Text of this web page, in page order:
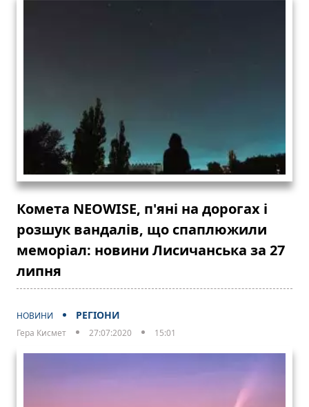
Комета NEOWISE, п'яні на дорогах і
розшук вандалів, що спаплюжили
меморіал: новини Лисичанська за 27
липня
НОВИНИ РЕГІОНИ
Гера Кисмет 27:07:2020 15:01